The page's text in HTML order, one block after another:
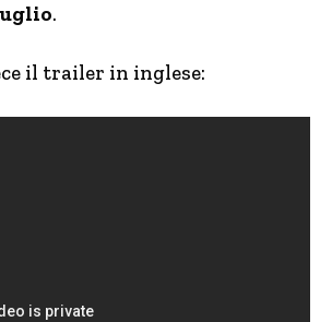
.
il trailer in inglese: